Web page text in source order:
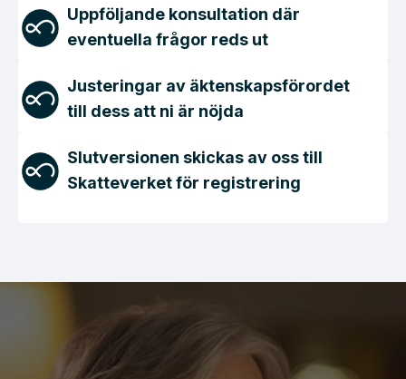
Uppföljande konsultation där
eventuella frågor reds ut
Justeringar av äktenskapsförordet
till dess att ni är nöjda
Slutversionen skickas av oss till
Skatteverket för registrering